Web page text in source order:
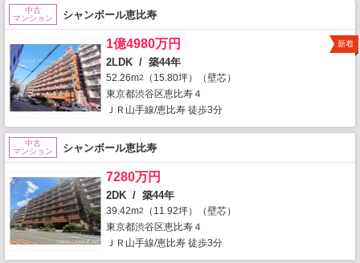
中古
マンション
シャンボール恵比寿
1億4980万円
2LDK / 築44年
52.26m2
（15.80坪）（壁芯）
東京都渋谷区恵比寿４
ＪＲ山手線/恵比寿 徒歩3分
新着
中古
マンション
シャンボール恵比寿
7280万円
2DK / 築44年
39.42m2
（11.92坪）（壁芯）
東京都渋谷区恵比寿４
ＪＲ山手線/恵比寿 徒歩3分